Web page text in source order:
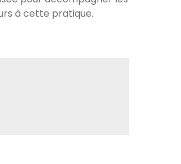
à cette pratique.